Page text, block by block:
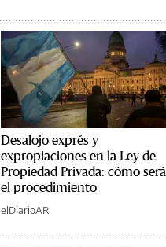
Desalojo exprés y
expropiaciones en la Ley de
Propiedad Privada: cómo será
el procedimiento
elDiarioAR